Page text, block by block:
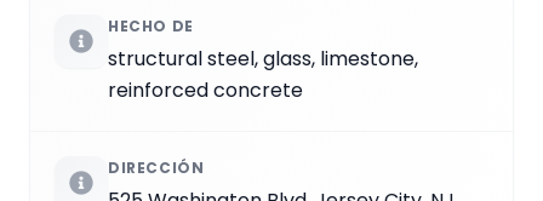
HECHO DE
structural steel, glass, limestone,
reinforced concrete
DIRECCIÓN